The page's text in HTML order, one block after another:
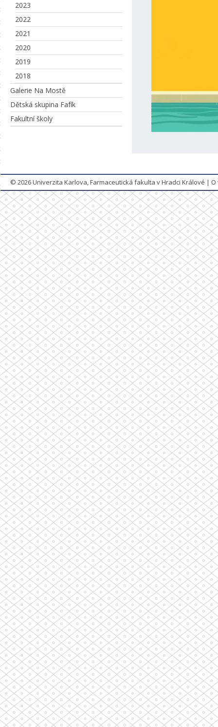
2023
2022
2021
2020
2019
2018
Galerie Na Mostě
Dětská skupina Fafík
Fakultní školy
© 2026Univerzita Karlova, Farmaceutická fakulta v Hradci Králové |